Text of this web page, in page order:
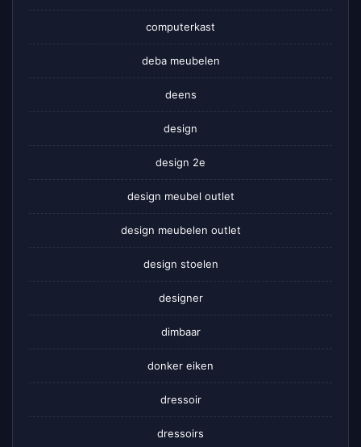
computerkast
deba meubelen
deens
design
design 2e
design meubel outlet
design meubelen outlet
design stoelen
designer
dimbaar
donker eiken
dressoir
dressoirs